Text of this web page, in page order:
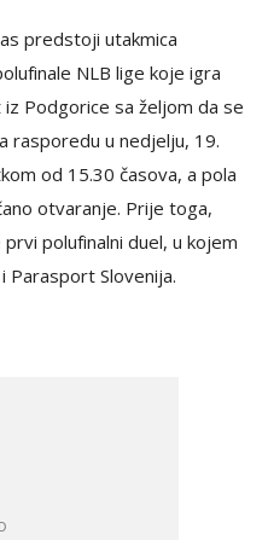
predstoji utakmica
NLB lige koje igra
Podgorice sa željom da se
rasporedu u nedjelju, 19.
od 15.30 časova, a pola
otvaranje. Prije toga,
polufinalni duel, u kojem
Parasport Slovenija.